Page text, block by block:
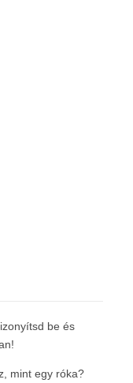
be és
mint egy róka?